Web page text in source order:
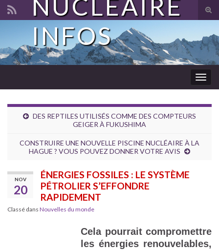
Search for:
NUCLÉAIRE
INFOS
DES REPTILES UTILISÉS COMME DES COMPTEURS
GEIGER À FUKUSHIMA
CONSTRUIRE UNE NOUVELLE PISCINE NUCLÉAIRE À LA
HAGUE ? VOUS POUVEZ DONNER VOTRE AVIS
NOV
20
ÉNERGIES FOSSILES : LE SYSTÈME
PÉTROLIER S’EFFONDRE
RAPIDEMENT
Classé dans Nouvelles du monde
Cela pourrait compromettre
les énergies renouvelables,